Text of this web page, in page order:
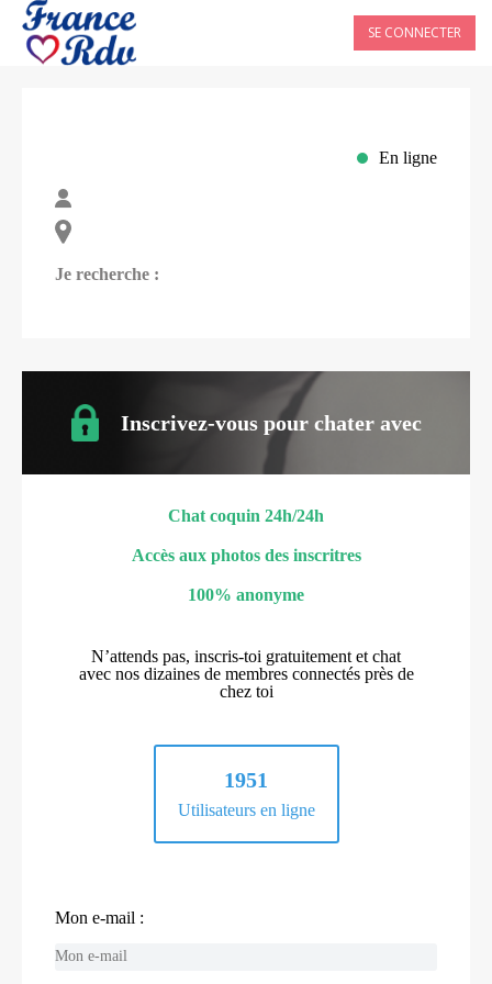
SE CONNECTER
En ligne
Je recherche :
Inscrivez-vous pour chater avec
Chat coquin 24h/24h
Accès aux photos des inscritres
100% anonyme
N’attends pas, inscris-toi gratuitement et chat
avec nos dizaines de membres connectés près de
chez toi
1951
Utilisateurs en ligne
Mon e-mail :